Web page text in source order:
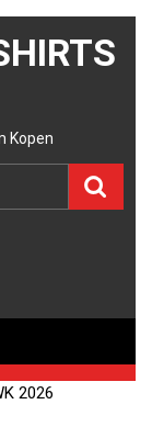
Kopen
2026